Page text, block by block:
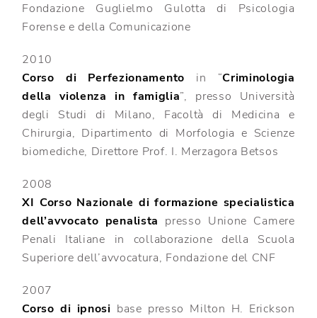
Fondazione Guglielmo Gulotta di Psicologia
Forense e della Comunicazione
2010
Corso di Perfezionamento in “Criminologia
della violenza in famiglia”, presso Università
degli Studi di Milano, Facoltà di Medicina e
Chirurgia, Dipartimento di Morfologia e Scienze
biomediche, Direttore Prof. I. Merzagora Betsos
2008
XI Corso Nazionale di formazione specialistica
dell’avvocato penalista presso Unione Camere
Penali Italiane in collaborazione della Scuola
Superiore dell’avvocatura, Fondazione del CNF
2007
Corso di ipnosi base presso Milton H. Erickson